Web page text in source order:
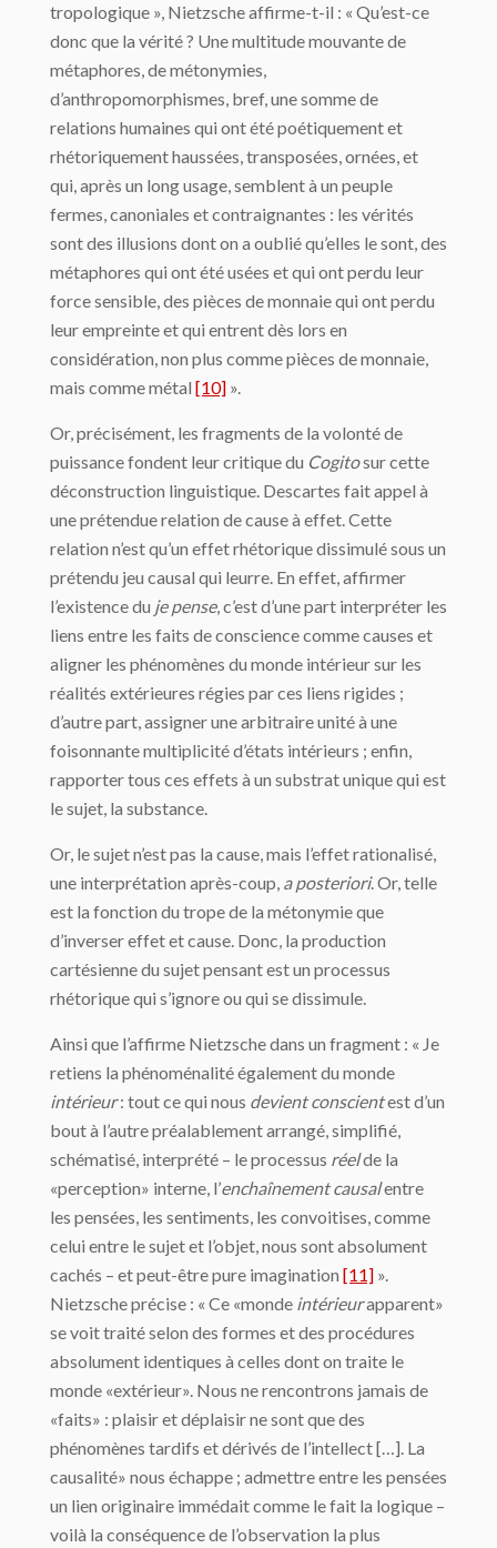
tropologique », Nietzsche affirme-t-il : « Qu’est-ce
donc que la vérité ? Une multitude mouvante de
métaphores, de métonymies,
d’anthropomorphismes, bref, une somme de
relations humaines qui ont été poétiquement et
rhétoriquement haussées, transposées, ornées, et
qui, après un long usage, semblent à un peuple
fermes, canoniales et contraignantes : les vérités
sont des illusions dont on a oublié qu’elles le sont, des
métaphores qui ont été usées et qui ont perdu leur
force sensible, des pièces de monnaie qui ont perdu
leur empreinte et qui entrent dès lors en
considération, non plus comme pièces de monnaie,
mais comme métal [10] ».
Or, précisément, les fragments de la volonté de
puissance fondent leur critique du Cogitosur cette
déconstruction linguistique. Descartes fait appel à
une prétendue relation de cause à effet. Cette
relation n’est qu’un effet rhétorique dissimulé sous un
prétendu jeu causal qui leurre. En effet, affirmer
l’existence du je pense, c’est d’une part interpréter les
liens entre les faits de conscience comme causes et
aligner les phénomènes du monde intérieur sur les
réalités extérieures régies par ces liens rigides ;
d’autre part, assigner une arbitraire unité à une
foisonnante multiplicité d’états intérieurs ; enfin,
rapporter tous ces effets à un substrat unique qui est
le sujet, la substance.
Or, le sujet n’est pas la cause, mais l’effet rationalisé,
une interprétation après-coup, a posteriori. Or, telle
est la fonction du trope de la métonymie que
d’inverser effet et cause. Donc, la production
cartésienne du sujet pensant est un processus
rhétorique qui s’ignore ou qui se dissimule.
Ainsi que l’affirme Nietzsche dans un fragment : « Je
retiens la phénoménalité également du monde
intérieur: tout ce qui nous devient conscientest d’un
bout à l’autre préalablement arrangé, simplifié,
schématisé, interprété – le processus réelde la
«perception» interne, l’enchaînement causalentre
les pensées, les sentiments, les convoitises, comme
celui entre le sujet et l’objet, nous sont absolument
cachés – et peut-être pure imagination [11] ».
Nietzsche précise : « Ce «monde intérieurapparent»
se voit traité selon des formes et des procédures
absolument identiques à celles dont on traite le
monde «extérieur». Nous ne rencontrons jamais de
«faits» : plaisir et déplaisir ne sont que des
phénomènes tardifs et dérivés de l’intellect […]. La
causalité» nous échappe ; admettre entre les pensées
un lien originaire immédait comme le fait la logique –
voilà la conséquence de l’observation la plus